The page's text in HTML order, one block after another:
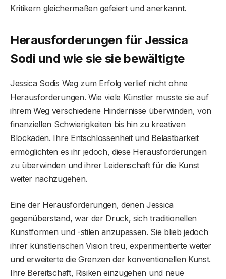
Kritikern gleichermaßen gefeiert und anerkannt.
Herausforderungen für Jessica
Sodi und wie sie sie bewältigte
Jessica Sodis Weg zum Erfolg verlief nicht ohne
Herausforderungen. Wie viele Künstler musste sie auf
ihrem Weg verschiedene Hindernisse überwinden, von
finanziellen Schwierigkeiten bis hin zu kreativen
Blockaden. Ihre Entschlossenheit und Belastbarkeit
ermöglichten es ihr jedoch, diese Herausforderungen
zu überwinden und ihrer Leidenschaft für die Kunst
weiter nachzugehen.
Eine der Herausforderungen, denen Jessica
gegenüberstand, war der Druck, sich traditionellen
Kunstformen und -stilen anzupassen. Sie blieb jedoch
ihrer künstlerischen Vision treu, experimentierte weiter
und erweiterte die Grenzen der konventionellen Kunst.
Ihre Bereitschaft, Risiken einzugehen und neue